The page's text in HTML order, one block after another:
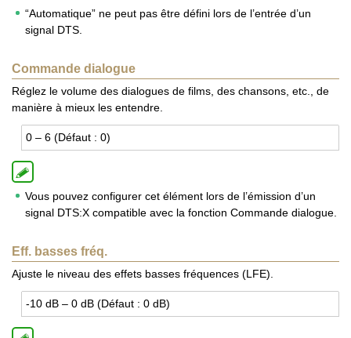
“Automatique” ne peut pas être défini lors de l’entrée d’un
signal DTS.
Commande dialogue
Réglez le volume des dialogues de films, des chansons, etc., de
manière à mieux les entendre.
0 – 6 (Défaut : 0)
Vous pouvez configurer cet élément lors de l’émission d’un
signal DTS:X compatible avec la fonction Commande dialogue.
Eff. basses fréq.
Ajuste le niveau des effets basses fréquences (LFE).
-10 dB – 0 dB (Défaut : 0 dB)